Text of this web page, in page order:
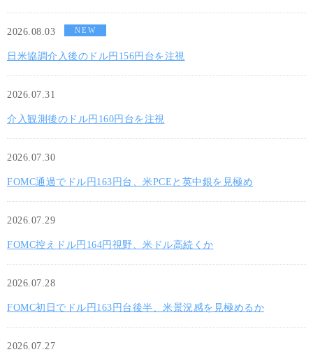
2026.08.03 NEW
日米協調介入後のドル円156円台を注視
2026.07.31
介入観測後のドル円160円台を注視
2026.07.30
FOMC通過でドル円163円台、米PCEと英中銀を見極め
2026.07.29
FOMC控えドル円164円視野、米ドル高続くか
2026.07.28
FOMC初日でドル円163円台後半、米景況感を見極めるか
2026.07.27